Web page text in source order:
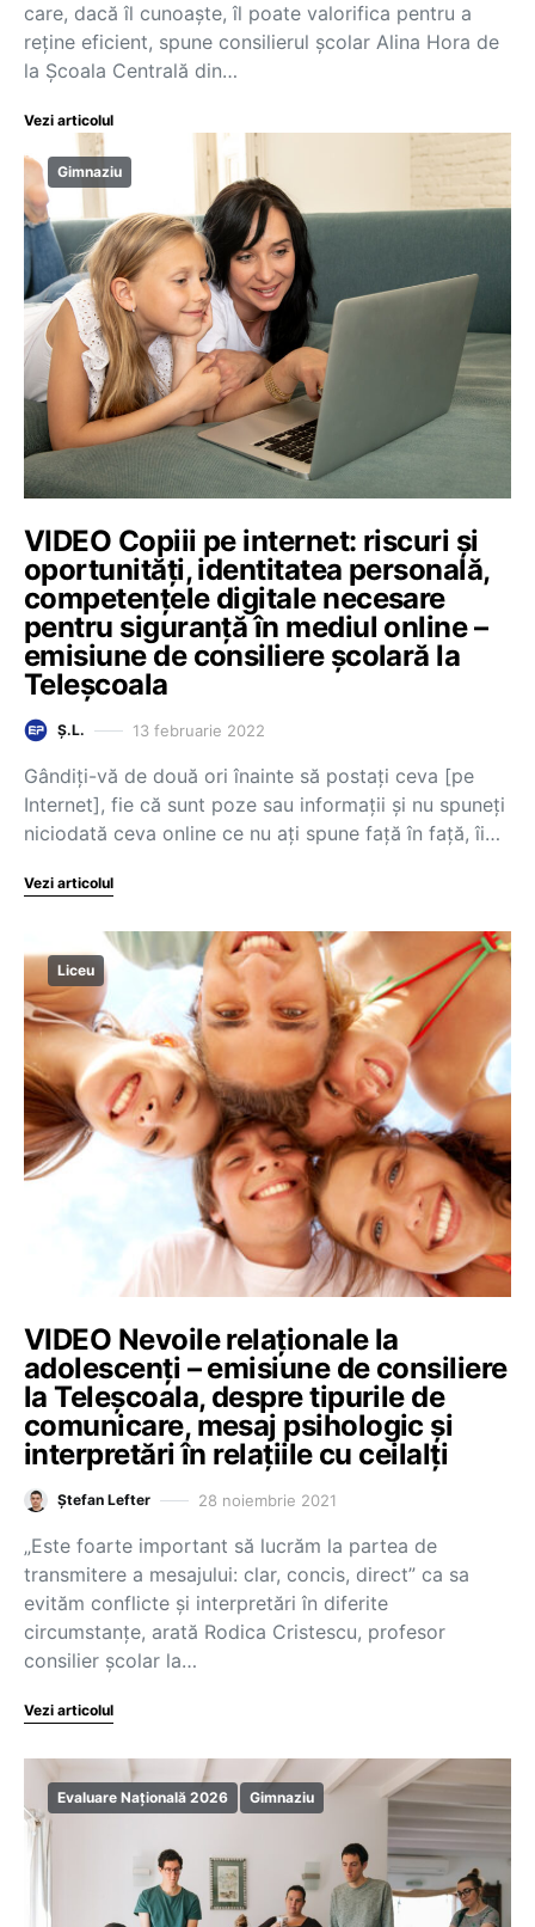
care, dacă îl cunoaște, îl poate valorifica pentru a
reține eficient, spune consilierul școlar Alina Hora de
la Școala Centrală din…
Vezi articolul
Gimnaziu
VIDEO Copiii pe internet: riscuri și
oportunități, identitatea personală,
competențele digitale necesare
pentru siguranță în mediul online –
emisiune de consiliere școlară la
Teleșcoala
Ș.L. 13 februarie 2022
Gândiți-vă de două ori înainte să postați ceva [pe
Internet], fie că sunt poze sau informații și nu spuneți
niciodată ceva online ce nu ați spune față în față, îi…
Vezi articolul
Liceu
VIDEO Nevoile relaționale la
adolescenți – emisiune de consiliere
la Teleșcoala, despre tipurile de
comunicare, mesaj psihologic și
interpretări în relațiile cu ceilalți
Ștefan Lefter 28 noiembrie 2021
„Este foarte important să lucrăm la partea de
transmitere a mesajului: clar, concis, direct” ca sa
evităm conflicte și interpretări în diferite
circumstanțe, arată Rodica Cristescu, profesor
consilier școlar la…
Vezi articolul
Evaluare Națională 2026 Gimnaziu